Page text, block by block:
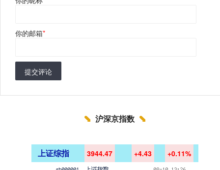
你的邮箱*
提交评论
沪深京指数
上证综指 3944.47 +4.43 +0.11%